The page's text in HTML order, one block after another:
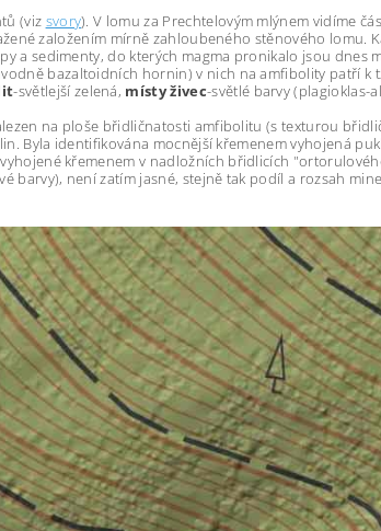
(viz svory). V lomu za Prechtelovým mlýnem vidíme
založením mírně zahloubeného stěnového lomu.
a sedimenty, do kterých magma pronikalo jsou dnes
bazaltoidních hornin) v nich na amfibolity patří k
-světlejší zelená, místy živec-světlé barvy (plagioklas-
na ploše břidličnatosti amfibolitu (s texturou
Byla identifikována mocnější křemenem vyhojená
křemenem v nadložních břidlicích
není zatím jasné, stejně tak podíl a rozsah